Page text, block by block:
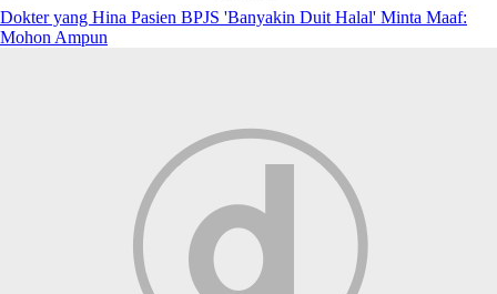
Dokter yang Hina Pasien BPJS 'Banyakin Duit Halal' Minta Maaf:
Mohon Ampun